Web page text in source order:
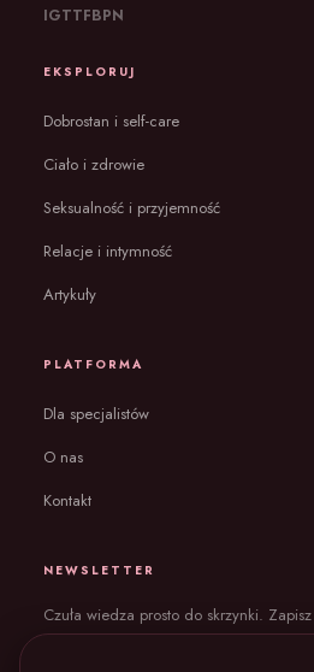
IGTTFBPN
EKSPLORUJ
Dobrostan i self-care
Ciało i zdrowie
Seksualność i przyjemność
Relacje i intymność
Artykuły
PLATFORMA
Dla specjalistów
O nas
Kontakt
NEWSLETTER
Czuła wiedza prosto do skrzynki.
book „Ciało bez wstydu”.